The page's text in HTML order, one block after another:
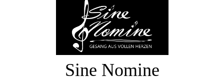
Sine Nomine